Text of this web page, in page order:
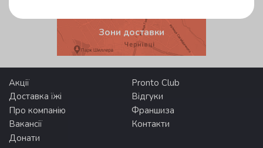
Зони доставки
Акції
Pronto Club
Доставка їжі
Відгуки
Про компанію
Франшиза
Вакансії
Контакти
Донати